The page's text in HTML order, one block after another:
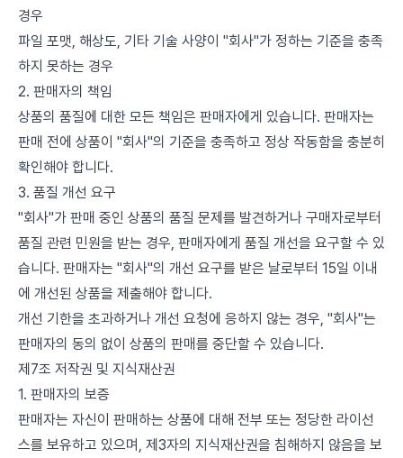
경우
파일 포맷, 해상도, 기타 기술 사양이 "회사"가 정하는 기준을 충족
하지 못하는 경우
2. 판매자의 책임
상품의 품질에 대한 모든 책임은 판매자에게 있습니다. 판매자는
판매 전에 상품이 "회사"의 기준을 충족하고 정상 작동함을 충분히
확인해야 합니다.
3. 품질 개선 요구
"회사"가 판매 중인 상품의 품질 문제를 발견하거나 구매자로부터
품질 관련 민원을 받는 경우, 판매자에게 품질 개선을 요구할 수 있
습니다. 판매자는 "회사"의 개선 요구를 받은 날로부터 15일 이내
에 개선된 상품을 제출해야 합니다.
개선 기한을 초과하거나 개선 요청에 응하지 않는 경우, "회사"는
판매자의 동의 없이 상품의 판매를 중단할 수 있습니다.
제7조 저작권 및 지식재산권
1. 판매자의 보증
판매자는 자신이 판매하는 상품에 대해 전부 또는 정당한 라이선
스를 보유하고 있으며, 제3자의 지식재산권을 침해하지 않음을 보